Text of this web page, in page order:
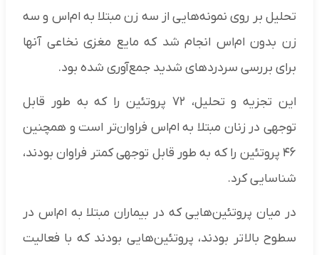
تحلیل بر روی نمونه‌هایی از سه زن مبتلا به ام‌اس و سه
زن بدون ام‌اس انجام شد که مایع ​​مغزی نخاعی آنها
برای بررسی سردردهای شدید جمع‌آوری شده بود.
این تجزیه و تحلیل، ۷۲ پروتئین را که به طور قابل
توجهی در زنان مبتلا به ام‌اس فراوان‌تر است و همچنین
۴۶ پروتئین را که به طور قابل توجهی کمتر فراوان بودند،
شناسایی کرد.
در میان پروتئین‌هایی که در بیماران مبتلا به ام‌اس در
سطوح بالاتر بودند، پروتئین‌هایی بودند که با فعالیت